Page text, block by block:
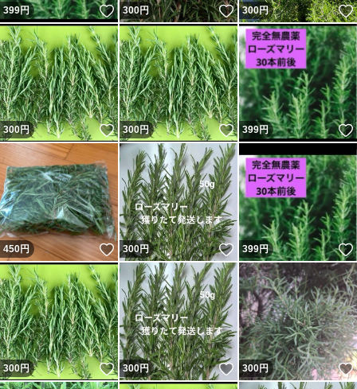
399円 いいね！
300円 いいね！
300円
300円 いいね！
300円 いいね！
399円
450円 いいね！
300円 いいね！
399円
300円 いいね！
300円 いいね！
300円